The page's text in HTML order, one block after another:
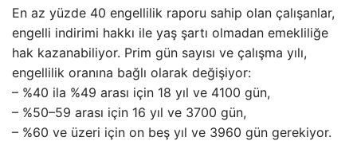
En az yüzde 40 engellilik raporu sahip olan çalışanlar,
engelli indirimi hakkı ile yaş şartı olmadan emekliliğe
hak kazanabiliyor. Prim gün sayısı ve çalışma yılı,
engellilik oranına bağlı olarak değişiyor:
– %40 ila %49 arası için 18 yıl ve 4100 gün,
– %50–59 arası için 16 yıl ve 3700 gün,
– %60 ve üzeri için on beş yıl ve 3960 gün gerekiyor.